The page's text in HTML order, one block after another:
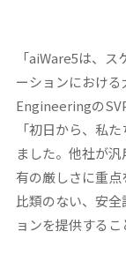
「aiWare5は、
ーションにおけ
Engineeringの
「初日から、私
ました。他社が
有の厳しさに重
比類のない、安
ョンを提供するこ